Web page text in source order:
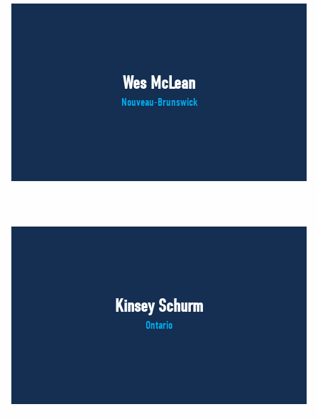
Wes McLean
Nouveau-Brunswick
Kinsey Schurm
Ontario